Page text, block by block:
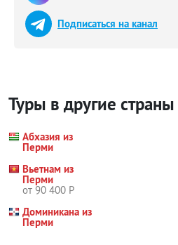
Подписаться на канал
Туры в другие страны
Абхазия из
Перми
Вьетнам из
Перми
от 90 400 Р
Доминикана из
Перми